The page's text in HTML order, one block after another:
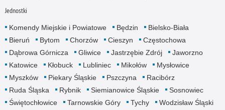
Jednostki
Komendy Miejskie i Powiatowe Będzin
Bielsko-Biała
Bieruń
Bytom Chorzów Cieszyn
Częstochowa
Dąbrowa Górnicza
Gliwice Jastrzębie Zdrój
Jaworzno
Katowice
Kłobuck Lubliniec Mikołów
Mysłowice
Myszków
Piekary Śląskie Pszczyna
Racibórz
Ruda Śląska
Rybnik Siemianowice Śląskie
Sosnowiec
Świętochłowice
Tarnowskie Góry Tychy
Wodzisław Śląski